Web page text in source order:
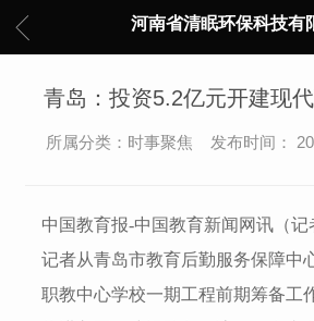
河南省清眠环保科技有
青岛：投资5.2亿元开建现
所属分类：时事聚焦 发布时间：
中国教育报-中国教育新闻网讯（记
记者从青岛市教育后勤服务保障中
职教中心学校一期工程前期筹备工